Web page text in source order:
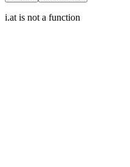
i.at is not a function